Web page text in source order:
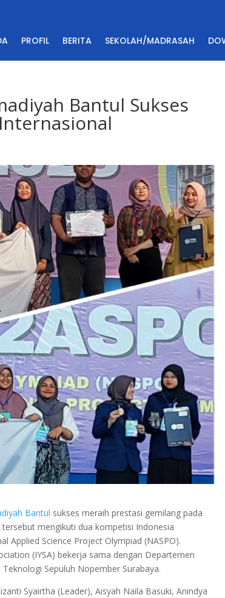
PROFIL BERITA SEKOLAH/MADRASAH
Bantul Sukses
Bantul sukses meraih prestasi gemilang pada
mengikuti dua kompetisi Indonesia
Applied Science Project Olympiad (NASPO).
(IYSA) bekerja sama dengan Departemen
Sepuluh Nopember Surabaya.
Syairtha (Leader), Aisyah Naila Basuki, Anindya